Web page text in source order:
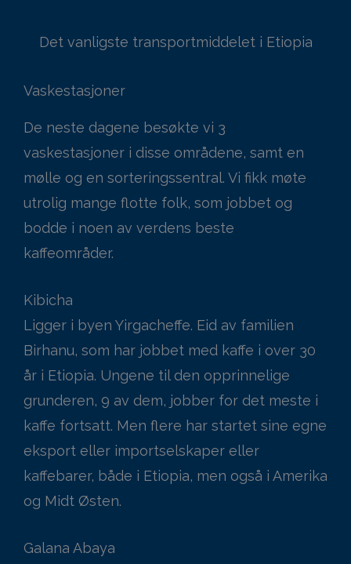
Det vanligste transportmiddelet i Etiopia
Vaskestasjoner
De neste dagene besøkte vi 3
vaskestasjoner i disse områdene, samt en
mølle og en sorteringssentral. Vi fikk møte
utrolig mange flotte folk, som jobbet og
bodde i noen av verdens beste
kaffeområder.
Kibicha
Ligger i byen Yirgacheffe. Eid av familien
Birhanu, som har jobbet med kaffe i over 30
år i Etiopia. Ungene til den opprinnelige
grunderen, 9 av dem, jobber for det meste i
kaffe fortsatt. Men flere har startet sine egne
eksport eller importselskaper eller
kaffebarer, både i Etiopia, men også i Amerika
og Midt Østen.
Galana Abaya